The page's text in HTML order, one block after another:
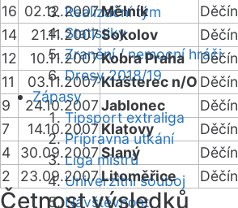
Realizační tým
Statistiky
Zranění / nemocní hráči
Dresy 2018/19
Zápasy
Tipsport extraliga
Přípravná utkání
Liga mistrů
Univerzitní souboj
Návštěvnost
16 02.12.2007Mělník Děčín
14
21.11.2007Sokolov Děčín
12
10.11.2007Kobra Praha Děčín
11
03.11.2007Klášterec n/O Děčín
9
24.10.2007Jablonec Děčín
7
14.10.2007 Klatovy Děčín
4
30.09.2007Slaný Děčín
2
23.09.2007Litoměřice Děčín
Četnost výsledků